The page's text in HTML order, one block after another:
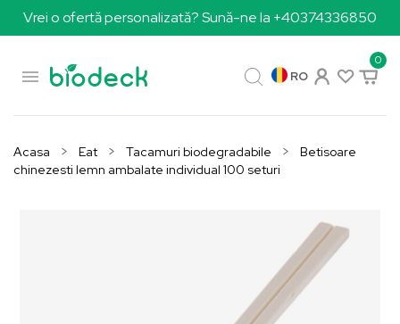
Vrei o ofertă personalizată? Sună-ne la +40374336850

0
RO
Acasa Eat Tacamuri biodegradabile
Betisoare
chinezesti lemn ambalate individual 100 seturi